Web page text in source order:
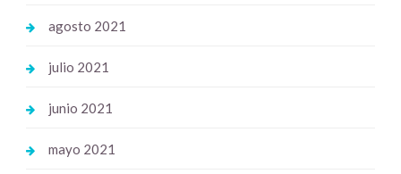
agosto 2021
julio 2021
junio 2021
mayo 2021